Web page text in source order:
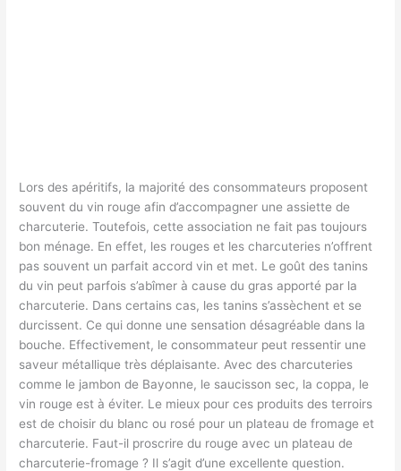
Lors des apéritifs, la majorité des consommateurs proposent
souvent du vin rouge afin d’accompagner une assiette de
charcuterie. Toutefois, cette association ne fait pas toujours
bon ménage. En effet, les rouges et les charcuteries n’offrent
pas souvent un parfait accord vin et met. Le goût des tanins
du vin peut parfois s’abîmer à cause du gras apporté par la
charcuterie. Dans certains cas, les tanins s’assèchent et se
durcissent. Ce qui donne une sensation désagréable dans la
bouche. Effectivement, le consommateur peut ressentir une
saveur métallique très déplaisante. Avec des charcuteries
comme le jambon de Bayonne, le saucisson sec, la coppa, le
vin rouge est à éviter. Le mieux pour ces produits des terroirs
est de choisir du blanc ou rosé pour un plateau de fromage et
charcuterie. Faut-il proscrire du rouge avec un plateau de
charcuterie-fromage ? Il s’agit d’une excellente question.